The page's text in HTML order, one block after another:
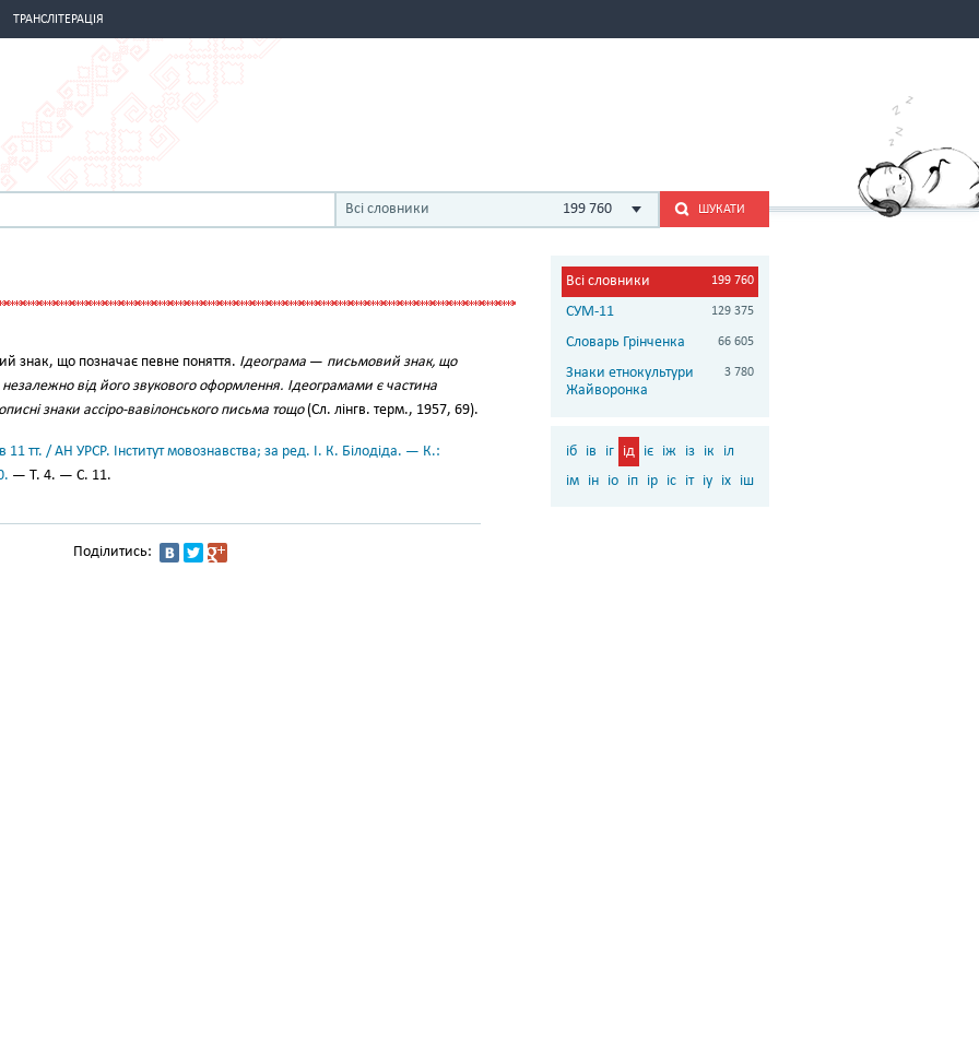
ТРАНСЛІТЕРАЦІЯ
Всі словники 199 760 ШУКАТИ
знак, що позначає певне поняття. Ідеограма — письмовий знак, що
незалежно від його звукового оформлення. Ідеограмами є частина
знаки ассіро-вавілонського письма тощо(Сл. лінгв. терм., 1957, 69).
11 тт. / АН УРСР. Інститут мовознавства; за ред. І. К. Білодіда. — К.:
— Т. 4. — С. 11.
Поділитись:
Всі словники 199 760
СУМ-11 129 375
Словарь Грінченка 66 605
Знаки етнокультури
Жайворонка
3 780
іб ів іг ід іє іж із ік
іл
ім ін іо іп ір іс іт іу іх іш